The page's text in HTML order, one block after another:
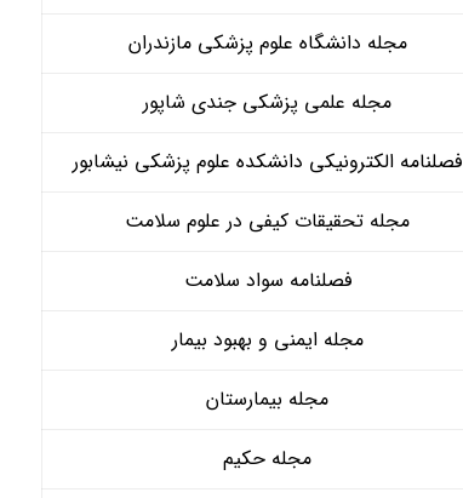
مجله دانشگاه علوم پزشکی مازندران
مجله علمی پزشکی جندی شاپور
فصلنامه الکترونیکی دانشکده علوم پزشکی نیشابور
مجله تحقیقات کیفی در علوم سلامت
فصلنامه سواد سلامت
مجله ایمنی و بهبود بیمار
مجله بیمارستان
مجله حکیم